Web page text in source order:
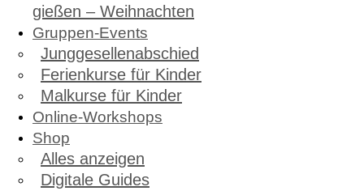
gießen – Weihnachten
Gruppen-Events
Junggesellenabschied
Ferienkurse für Kinder
Malkurse für Kinder
Online-Workshops
Shop
Alles anzeigen
Digitale Guides